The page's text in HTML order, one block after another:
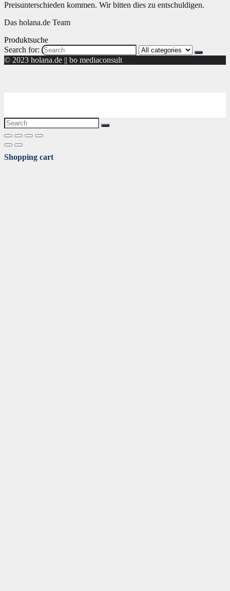
Preisunterschieden kommen. Wir bitten dies zu entschuldigen.
Das holana.de Team
Produktsuche
Search for:
© 2023 holana.de || bo mediaconsult
Shopping cart